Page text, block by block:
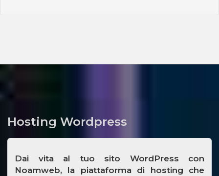
Hosting Wordpress
Dai vita al tuo sito WordPress con
Noamweb, la piattaforma di hosting che